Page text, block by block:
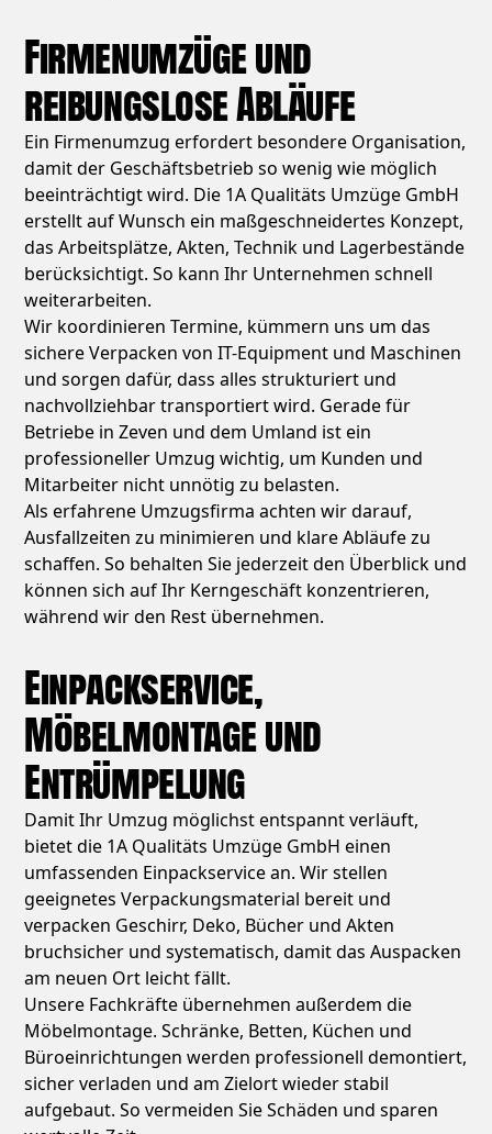
Firmenumzüge und
reibungslose Abläufe
Ein Firmenumzug erfordert besondere Organisation,
damit der Geschäftsbetrieb so wenig wie möglich
beeinträchtigt wird. Die 1A Qualitäts Umzüge GmbH
erstellt auf Wunsch ein maßgeschneidertes Konzept,
das Arbeitsplätze, Akten, Technik und Lagerbestände
berücksichtigt. So kann Ihr Unternehmen schnell
weiterarbeiten.
Wir koordinieren Termine, kümmern uns um das
sichere Verpacken von IT-Equipment und Maschinen
und sorgen dafür, dass alles strukturiert und
nachvollziehbar transportiert wird. Gerade für
Betriebe in Zeven und dem Umland ist ein
professioneller Umzug wichtig, um Kunden und
Mitarbeiter nicht unnötig zu belasten.
Als erfahrene Umzugsfirma achten wir darauf,
Ausfallzeiten zu minimieren und klare Abläufe zu
schaffen. So behalten Sie jederzeit den Überblick und
können sich auf Ihr Kerngeschäft konzentrieren,
während wir den Rest übernehmen.
Einpackservice,
Möbelmontage und
Entrümpelung
Damit Ihr Umzug möglichst entspannt verläuft,
bietet die 1A Qualitäts Umzüge GmbH einen
umfassenden Einpackservice an. Wir stellen
geeignetes Verpackungsmaterial bereit und
verpacken Geschirr, Deko, Bücher und Akten
bruchsicher und systematisch, damit das Auspacken
am neuen Ort leicht fällt.
Unsere Fachkräfte übernehmen außerdem die
Möbelmontage. Schränke, Betten, Küchen und
Büroeinrichtungen werden professionell demontiert,
sicher verladen und am Zielort wieder stabil
aufgebaut. So vermeiden Sie Schäden und sparen